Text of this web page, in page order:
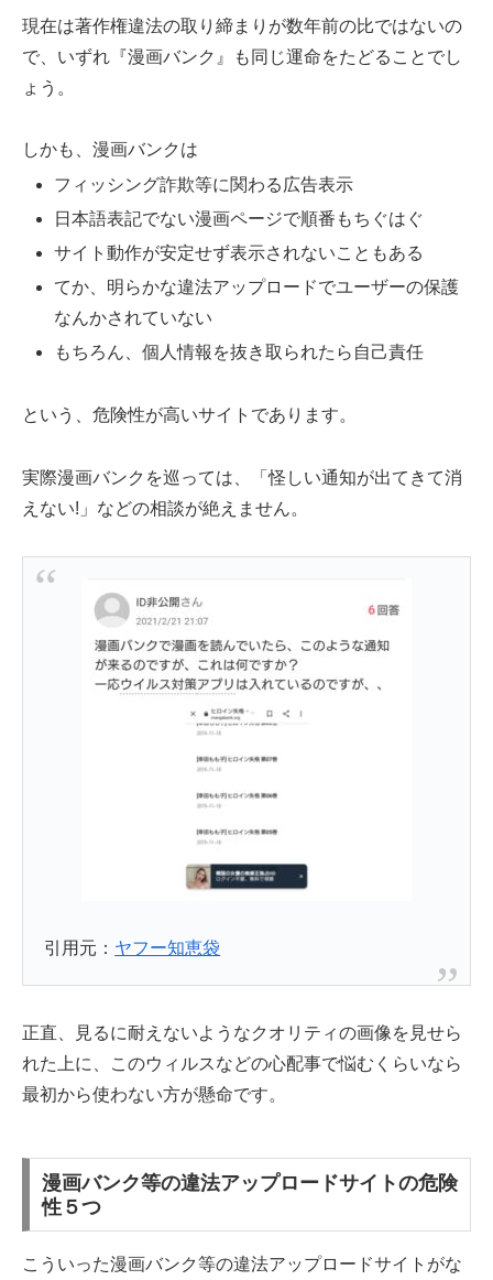
現在は著作権違法の取り締まりが数年前の比ではないの
で、いずれ『漫画バンク』も同じ運命をたどることでし
ょう。
しかも、漫画バンクは
フィッシング詐欺等に関わる広告表示
日本語表記でない漫画ページで順番もちぐはぐ
サイト動作が安定せず表示されないこともある
てか、明らかな違法アップロードでユーザーの保護
なんかされていない
もちろん、個人情報を抜き取られたら自己責任
という、危険性が高いサイトであります。
実際漫画バンクを巡っては、「怪しい通知が出てきて消
えない!」などの相談が絶えません。
引用元： ヤフー知恵袋
正直、見るに耐えないようなクオリティの画像を見せら
れた上に、このウィルスなどの心配事で悩むくらいなら
最初から使わない方が懸命です。
漫画バンク等の違法アップロードサイトの危険
性５つ
こういった漫画バンク等の違法アップロードサイトがな